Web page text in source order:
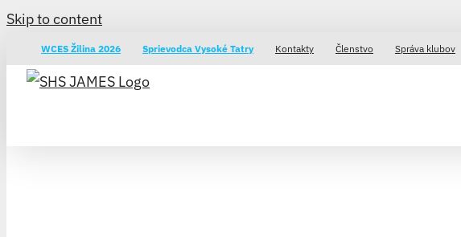
Skip to content
WCES Žilina 2026 Sprievodca Vysoké Tatry Kontakty Členstvo Správa klubov